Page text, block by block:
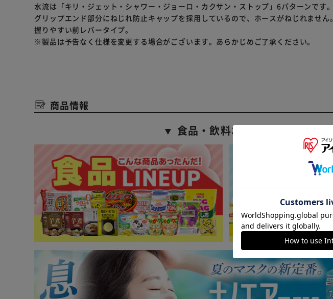
水流は「キリ・ジェット・シャワー・ジョーロ・カクサン・ストップ」6パターンです。
グリップエンド部分にねじれ防止キャップを採用しているので、ホースがねじれません。
握りやすい前レバータイプ。
※製品は予告なく仕様を変更する場合がございます。あらかじめご了承ください。
商品情報
▼ 食品・飲料おすすめ ▼
※ご確認ください